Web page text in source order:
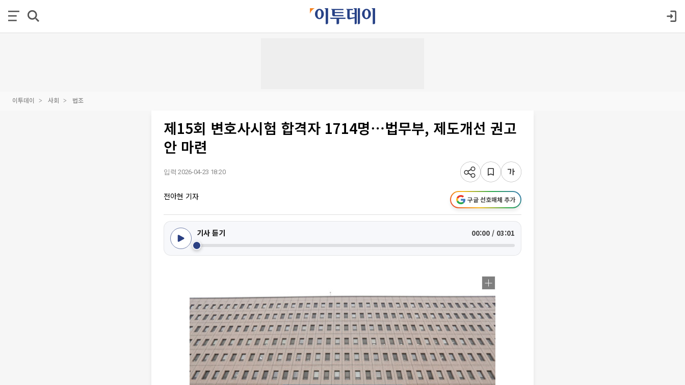
이투데이 사회 법조
제15회 변호사시험 합격자 1714명⋯법무부, 제도개선 권고
안 마련
입력 2026-04-23 18:20
전아현 기자 구글 선호매체 추가
기사 듣기 00:00 / 03:01